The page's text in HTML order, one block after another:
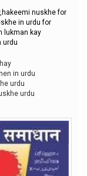
nuskhe for
in urdu for
lukman kay
urdu
in urdu
urdu
urdu